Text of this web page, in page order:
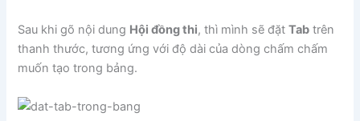
Sau khi gõ nội dung Hội đồng thi, thì mình sẽ đặtTab trên
thanh thước, tương ứng với độ dài của dòng chấm chấm
muốn tạo trong bảng.